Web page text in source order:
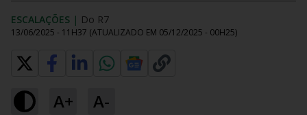
ESCALAÇÕES | Do R7
13/06/2025 - 11H37 (ATUALIZADO EM 05/12/2025 - 00H25)
A+ A-